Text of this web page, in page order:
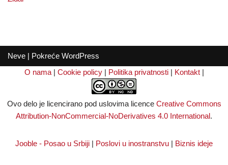
Neve | Pokreće WordPress
O nama | Cookie policy | Politika privatnosti | Kontakt |
Ovo delo je licencirano pod uslovima licence Creative Commons
Attribution-NonCommercial-NoDerivatives 4.0 International.
Jooble - Posao u Srbiji | Poslovi u inostranstvu | Biznis ideje